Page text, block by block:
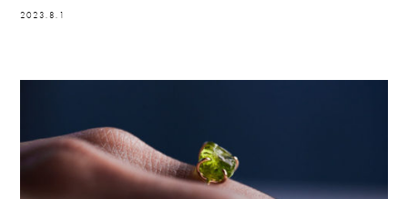
2023.8.1